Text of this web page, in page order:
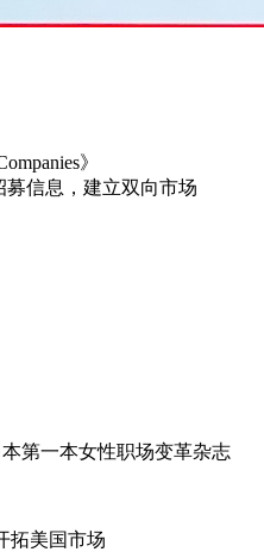
》
信息，建立双向市场
第一本女性职场变革杂志
拓美国市场